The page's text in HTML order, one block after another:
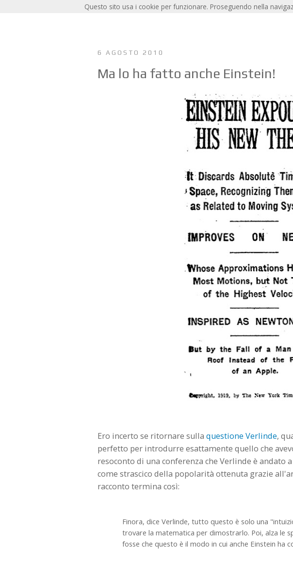
6 AGOSTO 2010
Ma lo ha fatto anche Einstein!
Ero incerto se ritornare sulla questione Verlinde,
perfetto per introdurre esattamente quello che
resoconto di una conferenza che Verlinde è andato
come strascico della popolarità ottenuta grazie
racconto termina così:
Finora, dice Verlinde, tutto questo è solo una
trovare la matematica per dimostrarlo. Poi, alza le
fosse che questo è il modo in cui anche Einstein ha
Questo sito usa i cookie per funzionare. Proseguendo nella